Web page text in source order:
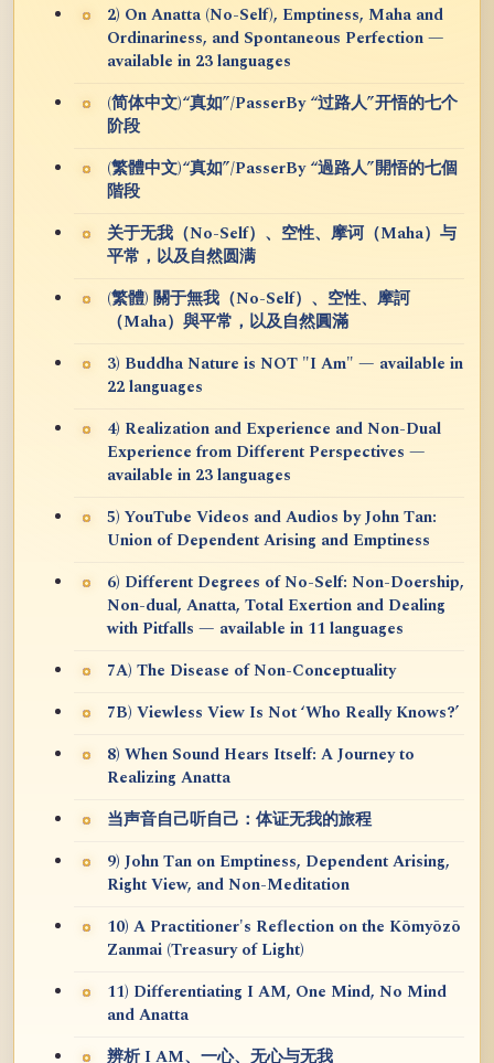
2) On Anatta (No-Self), Emptiness, Maha and
Ordinariness, and Spontaneous Perfection —
available in 23 languages
(简体中文)“真如”/PasserBy “过路人”开悟的七个
阶段
(繁體中文)“真如”/PasserBy “過路人”開悟的七個
階段
关于无我（No-Self）、空性、摩诃（Maha）与
平常，以及自然圆满
(繁體) 關于無我（No-Self）、空性、摩訶
（Maha）與平常，以及自然圓滿
3) Buddha Nature is NOT "I Am" — available in
22 languages
4) Realization and Experience and Non-Dual
Experience from Different Perspectives —
available in 23 languages
5) YouTube Videos and Audios by John Tan:
Union of Dependent Arising and Emptiness
6) Different Degrees of No-Self: Non-Doership,
Non-dual, Anatta, Total Exertion and Dealing
with Pitfalls — available in 11 languages
7A) The Disease of Non-Conceptuality
7B) Viewless View Is Not ‘Who Really Knows?’
8) When Sound Hears Itself: A Journey to
Realizing Anatta
当声音自己听自己：体证无我的旅程
9) John Tan on Emptiness, Dependent Arising,
Right View, and Non-Meditation
10) A Practitioner's Reflection on the Kōmyōzō
Zanmai (Treasury of Light)
11) Differentiating I AM, One Mind, No Mind
and Anatta
辨析 I AM、一心、无心与无我